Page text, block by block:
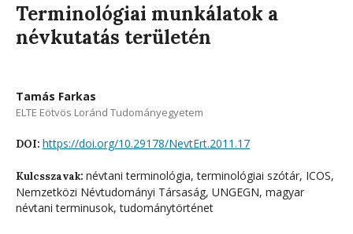
Terminológiai munkálatok a
névkutatás területén
Tamás Farkas
ELTE Eötvös Loránd Tudományegyetem
DOI: https://doi.org/10.29178/NevtErt.2011.17
Kulcsszavak: névtani terminológia, terminológiai szótár, ICOS,
Nemzetközi Névtudományi Társaság, UNGEGN, magyar
névtani terminusok, tudománytörténet